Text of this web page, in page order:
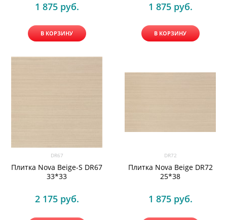
1 875 руб.
В КОРЗИНУ
1 875 руб.
В КОРЗИНУ
DR67
Плитка Nova Beige-S DR67
33*33
2 175 руб.
DR72
Плитка Nova Beige DR72
25*38
1 875 руб.